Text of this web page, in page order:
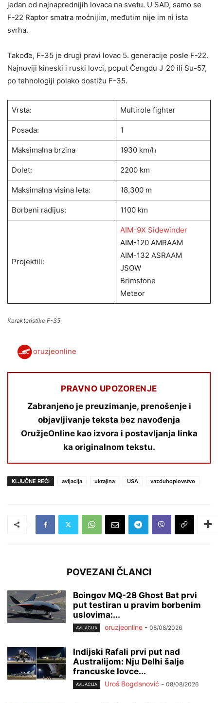
jedan od najnaprednijih lovaca na svetu. U SAD, samo se
F-22 Raptor smatra moćnijim, međutim nije im ni ista
svrha.
Takođe, F-35 je drugi pravi lovac 5. generacije posle F-22.
Najnoviji kineski i ruski lovci, poput Čengdu J-20 ili Su-57,
po tehnologiji polako dostižu F-35.
Vrsta: Multirole fighter
Posada: 1
Maksimalna brzina 1930 km/h
Dolet: 2200 km
Maksimalna visina leta: 18.300 m
Borbeni radijus: 1100 km
Projektili:
AIM-9X Sidewinder
AIM-120 AMRAAM
AIM-132 ASRAAM
JSOW
Brimstone
Meteor
Karakteristike F-35
oruzjeonline
PRAVNO UPOZORENJE
Zabranjeno je preuzimanje, prenošenje i
objavljivanje teksta bez navođenja
OružjeOnline kao izvora i postavljanja linka
ka originalnom tekstu.
KLJUČNE REČI avijacija ukrajina USA vazduhoplovstvo
POVEZANI ČLANCI
Boingov MQ-28 Ghost Bat prvi
put testiran u pravim borbenim
uslovima:...
AVIJACIJA oruzjeonline - 08/08/2026
Indijski Rafali prvi put nad
Australijom: Nju Delhi šalje
francuske lovce...
AVIJACIJA Uroš Bogdanović - 08/08/2026